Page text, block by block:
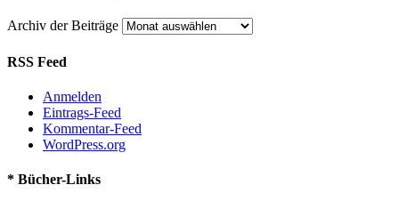
Archiv der Beiträge
RSS Feed
Anmelden
Eintrags-Feed
Kommentar-Feed
WordPress.org
* Bücher-Links